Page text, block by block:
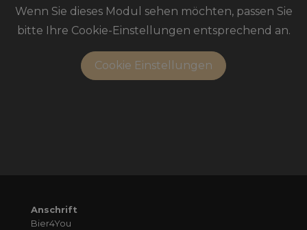
Wenn Sie dieses Modul sehen möchten, passen Sie
bitte Ihre Cookie-Einstellungen entsprechend an.
Cookie Einstellungen
Anschrift
Bier4You